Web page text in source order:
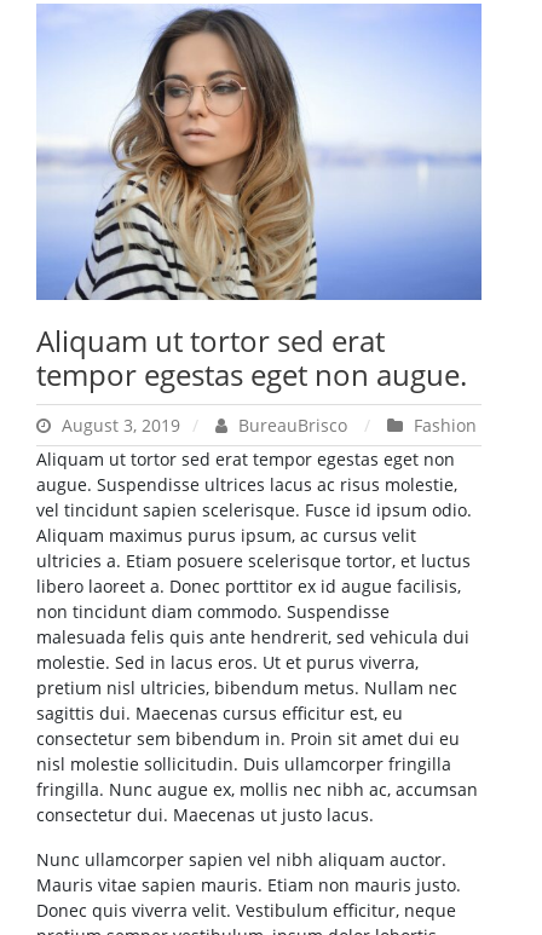
Aliquam ut tortor sed erat
tempor egestas eget non augue.
August 3, 2019 BureauBrisco
Fashion
Aliquam ut tortor sed erat tempor egestas eget non
augue. Suspendisse ultrices lacus ac risus molestie,
vel tincidunt sapien scelerisque. Fusce id ipsum odio.
Aliquam maximus purus ipsum, ac cursus velit
ultricies a. Etiam posuere scelerisque tortor, et luctus
libero laoreet a. Donec porttitor ex id augue facilisis,
non tincidunt diam commodo. Suspendisse
malesuada felis quis ante hendrerit, sed vehicula dui
molestie. Sed in lacus eros. Ut et purus viverra,
pretium nisl ultricies, bibendum metus. Nullam nec
sagittis dui. Maecenas cursus efficitur est, eu
consectetur sem bibendum in. Proin sit amet dui eu
nisl molestie sollicitudin. Duis ullamcorper fringilla
fringilla. Nunc augue ex, mollis nec nibh ac, accumsan
consectetur dui. Maecenas ut justo lacus.
Nunc ullamcorper sapien vel nibh aliquam auctor.
Mauris vitae sapien mauris. Etiam non mauris justo.
Donec quis viverra velit. Vestibulum efficitur, neque